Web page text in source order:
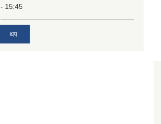
- 15:45
थप